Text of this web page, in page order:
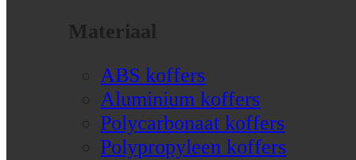
Materiaal
ABS koffers
Aluminium koffers
Polycarbonaat koffers
Polypropyleen koffers